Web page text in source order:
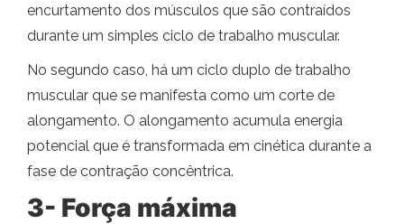
encurtamento dos músculos que são contraídos
durante um simples ciclo de trabalho muscular.
No segundo caso, há um ciclo duplo de trabalho
muscular que se manifesta como um corte de
alongamento. O alongamento acumula energia
potencial que é transformada em cinética durante a
fase de contração concêntrica.
3- Força máxima